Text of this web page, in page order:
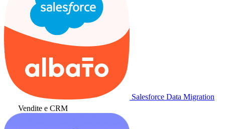
Salesforce Data Migration
Vendite e CRM